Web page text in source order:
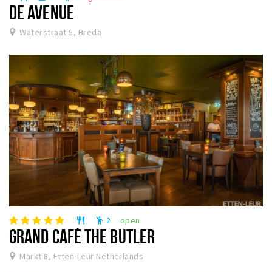
DE AVENUE
Waterstraat 5, Breda
restaurant emoji_people 2 open
GRAND CAFÉ THE BUTLER
Markt 8, Etten-Leur Netherlands